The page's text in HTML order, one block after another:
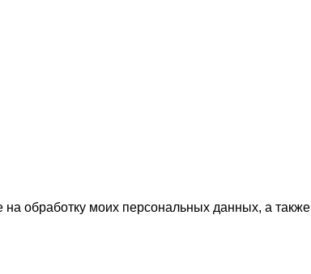
на обработку моих персональных данных, а также